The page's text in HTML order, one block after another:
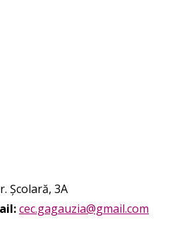
Școlară, 3A
cec.gagauzia@gmail.com